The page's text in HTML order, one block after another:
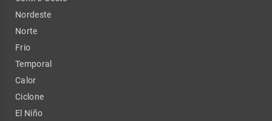
Nordeste
Norte
Frio
Temporal
Calor
Ciclone
El Niño